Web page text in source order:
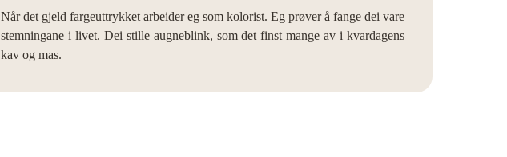
Når det gjeld fargeuttrykket arbeider eg som kolorist. Eg prøver å fange dei vare
stemningane i livet. Dei stille augneblink, som det finst mange av i kvardagens
kav og mas.